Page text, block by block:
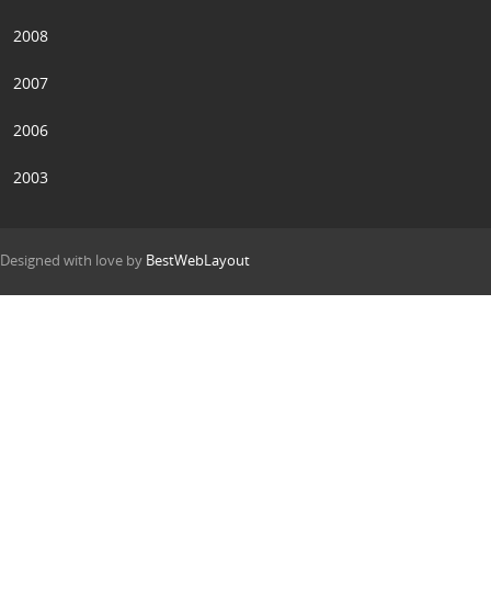
2008
2007
2006
2003
Designed with love by BestWebLayout